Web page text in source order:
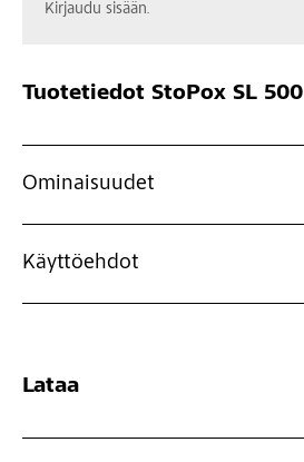
Kirjaudu sisään.
Tuotetiedot StoPox SL 500
Ominaisuudet
Käyttöehdot
Lataa